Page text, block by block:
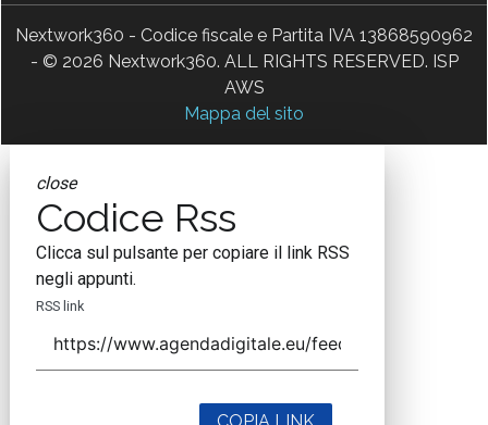
Nextwork360 - Codice fiscale e Partita IVA 13868590962
- © 2026 Nextwork360. ALL RIGHTS RESERVED. ISP
AWS
Mappa del sito
close
Codice Rss
Clicca sul pulsante per copiare il link RSS
negli appunti.
RSS link
COPIA LINK